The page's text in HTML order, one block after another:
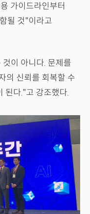
가이드라인부터
될 것"이라고
이 아니다. 문제를
의 신뢰를 회복할 수
된다."고 강조했다.